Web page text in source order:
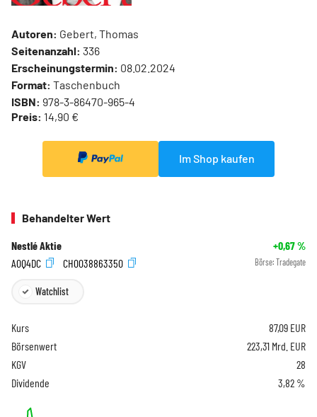
Autoren: Gebert, Thomas
Seitenanzahl: 336
Erscheinungstermin: 08.02.2024
Format: Taschenbuch
ISBN: 978-3-86470-965-4
Preis: 14,90 €
Im Shop kaufen
Behandelter Wert
Nestlé Aktie +0,67%
A0Q4DC
CH0038863350 Börse: Tradegate
Watchlist
Kurs 87,09 EUR
Börsenwert
223,31 Mrd. EUR
KGV
28
Dividende
3,82 %